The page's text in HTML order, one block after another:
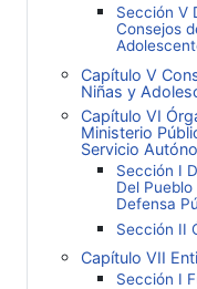
Sección V
Consejos
Capítulo V
Niñas y
Capítulo VI
Ministerio
Servicio
Sección I
Del
Defensa
Sección II
Capítulo VII
Sección I